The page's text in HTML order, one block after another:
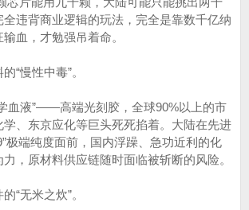
违背商业逻辑的玩法，完全是靠数千亿纳
血，才勉强吊着命。
“慢性中毒”。
血液”——高端光刻胶，全球90%以上的市
、东京应化等巨头死死掐着。大陆在先进
极端纯度面前，国内浮躁、急功近利的化
，原材料供应链随时面临被斩断的风险。
“无米之炊”。